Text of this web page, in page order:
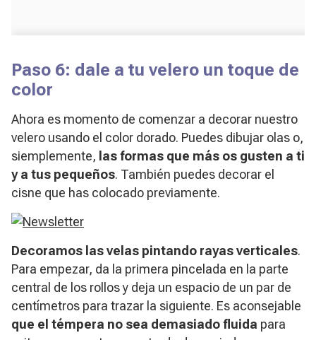
Paso 6: dale a tu velero un toque de
color
Ahora es momento de comenzar a decorar nuestro
velero usando el color dorado. Puedes dibujar olas o,
siemplemente, las formas que más os gusten a ti
y a tus pequeños. También puedes decorar el
cisne que has colocado previamente.
Decoramos las velas pintando rayas verticales.
Para empezar, da la primera pincelada en la parte
central de los rollos y deja un espacio de un par de
centímetros para trazar la siguiente. Es aconsejable
que el témpera no sea demasiado fluida para